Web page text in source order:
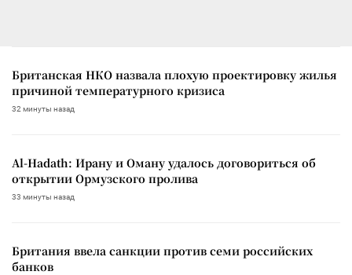
Британская НКО назвала плохую проектировку жилья
причиной температурного кризиса
32 минуты назад
Al-Hadath: Ирану и Оману удалось договориться об
открытии Ормузского пролива
33 минуты назад
Британия ввела санкции против семи российских
банков